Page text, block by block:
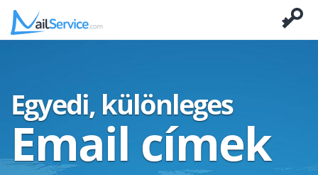
Egyedi, különleges
Email címek